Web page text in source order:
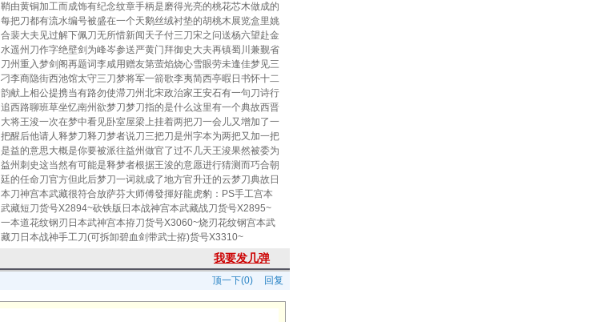
鞘由黄铜加工而成饰有纪念纹章手柄是磨得光亮的桃花芯木做成的
每把刀都有流水编号被盛在一个天鹅丝绒衬垫的胡桃木展览盒里姚
合裴大夫见过解下佩刀无所惜新闻天子付三刀宋之问送杨六望赴金
水遥州刀作字绝壁剑为峰岑参送严黄门拜御史大夫再镇蜀川兼觐省
刀州重入梦剑阁再题词李咸用赠友第萤焰烧心雪眼劳未逢佳梦见三
刁李商隐街西池馆太守三刀梦将军一箭歌李夷简西亭暇日书怀十二
韵献上相公提携当有路勿使滞刀州北宋政治家王安石有一句刀诗行
追西路聊班草坐忆南州欲梦刀梦刀指的是什么这里有一个典故西晋
大将王浚一次在梦中看见卧室屋梁上挂着两把刀一会儿又增加了一
把醒后他请人释梦刀释刀梦者说刀三把刀是州字本为两把又加一把
是益的意思大概是你要被派往益州做官了过不几天王浚果然被委为
益州刺史这当然有可能是释梦者根据王浚的意愿进行猜测而巧合朝
廷的任命刀官方但此后梦刀一词就成了地方官升迁的云梦刀典故日
本刀神宫本武藏很符合放萨芬大师傅發揮好龍虎豹：PS手工宫本
武藏短刀货号X2894~砍铁版日本战神宫本武藏战刀货号X2895~
一本道花纹钢刃日本武神宫本拵刀货号X3060~烧刃花纹钢宫本武
藏刀日本战神手工刀(可拆卸碧血剑带武士拵)货号X3310~
我要发几弹
回复
顶一下(0)